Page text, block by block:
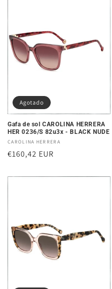
Agotado
Gafa de sol CAROLINA HERRERA
HER 0236/S 82u3x - BLACK NUDE
Proveedor:
CAROLINA HERRERA
Precio
€160,42 EUR